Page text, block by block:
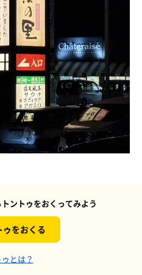
ントゥをおくってみよう
ゥをおくる
ゥとは？